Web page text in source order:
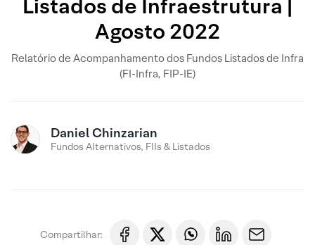
Listados de Infraestrutura |
Agosto 2022
Relatório de Acompanhamento dos Fundos Listados de Infra
(FI-Infra, FIP-IE)
Daniel Chinzarian
Fundos Alternativos, FIIs & Listados
Compartilhar: